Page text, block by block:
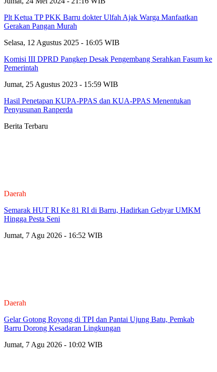
Plt Ketua TP PKK Barru dokter Ulfah Ajak Warga Manfaatkan
Gerakan Pangan Murah
Selasa, 12 Agustus 2025 - 16:05 WIB
Komisi III DPRD Pangkep Desak Pengembang Serahkan Fasum ke
Pemerintah
Jumat, 25 Agustus 2023 - 15:59 WIB
Hasil Penetapan KUPA-PPAS dan KUA-PPAS Menentukan
Penyusunan Ranperda
Berita Terbaru
Daerah
Semarak HUT RI Ke 81 RI di Barru, Hadirkan Gebyar UMKM
Hingga Pesta Seni
Jumat, 7 Agu 2026 - 16:52 WIB
Daerah
Gelar Gotong Royong di TPI dan Pantai Ujung Batu, Pemkab
Barru Dorong Kesadaran Lingkungan
Jumat, 7 Agu 2026 - 10:02 WIB